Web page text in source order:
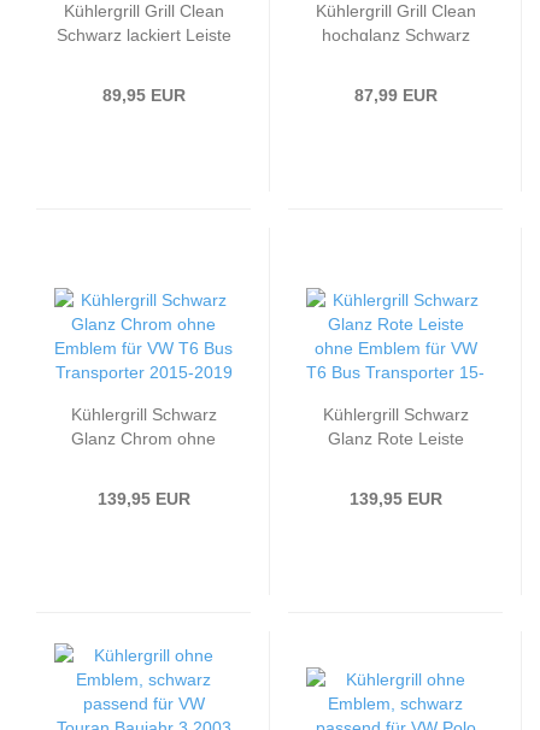
Kühlergrill Grill Clean
Schwarz lackiert Leiste
89,95 EUR
Kühlergrill Grill Clean
hochglanz Schwarz
15
87,99 EUR
Kühlergrill Schwarz
Glanz Chrom ohne
Transporter 2015-2019
139,95 EUR
Kühlergrill Schwarz
Glanz Rote Leiste
Transporter 15-
139,95 EUR